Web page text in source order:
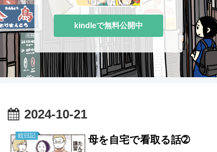
kindleで無料公開中
2024-10-21
絵日記 母を自宅で看取る話➁